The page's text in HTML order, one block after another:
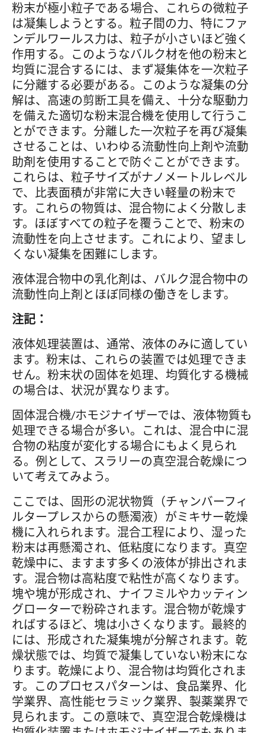
粉末が極小粒子である場合、これらの微粒子
は凝集しようとする。粒子間の力、特にファ
ンデルワールス力は、粒子が小さいほど強く
作用する。このようなバルク材を他の粉末と
均質に混合するには、まず凝集体を一次粒子
に分離する必要がある。このような凝集の分
解は、高速の剪断工具を備え、十分な駆動力
を備えた適切な粉末混合機を使用して行うこ
とができます。分離した一次粒子を再び凝集
させることは、いわゆる流動性向上剤や流動
助剤を使用することで防ぐことができます。
これらは、粒子サイズがナノメートルレベル
で、比表面積が非常に大きい軽量の粉末で
す。これらの物質は、混合物によく分散しま
す。ほぼすべての粒子を覆うことで、粉末の
流動性を向上させます。これにより、望まし
くない凝集を困難にします。
液体混合物中の乳化剤は、バルク混合物中の
流動性向上剤とほぼ同様の働きをします。
注記：
液体処理装置は、通常、液体のみに適してい
ます。粉末は、これらの装置では処理できま
せん。粉末状の固体を処理、均質化する機械
の場合は、状況が異なります。
固体混合機/ホモジナイザーでは、液体物質も
処理できる場合が多い。これは、混合中に混
合物の粘度が変化する場合にもよく見られ
る。例として、スラリーの真空混合乾燥につ
いて考えてみよう。
ここでは、固形の泥状物質（チャンバーフィ
ルタープレスからの懸濁液）がミキサー乾燥
機に入れられます。混合工程により、湿った
粉末は再懸濁され、低粘度になります。真空
乾燥中に、ますます多くの液体が排出されま
す。混合物は高粘度で粘性が高くなります。
塊や塊が形成され、ナイフミルやカッティン
グローターで粉砕されます。混合物が乾燥す
ればするほど、塊は小さくなります。最終的
には、形成された凝集塊が分解されます。乾
燥状態では、均質で凝集していない粉末にな
ります。乾燥により、混合物は均質化されま
す。このプロセスパターンは、食品業界、化
学業界、高性能セラミック業界、製薬業界で
見られます。この意味で、真空混合乾燥機は